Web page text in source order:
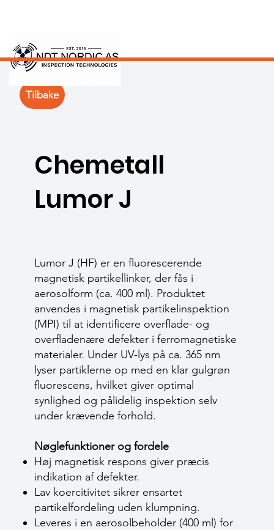
Chemetall
Lumor J
Lumor J (HF) er en fluorescerende
magnetisk partikellinker, der fås i
aerosolform (ca. 400 ml). Produktet
anvendes i magnetisk partikelinspektion
(MPI) til at identificere overflade- og
overfladenære defekter i ferromagnetiske
materialer. Under UV-lys på ca. 365 nm
lyser partiklerne op med en klar gulgrøn
fluorescens, hvilket giver optimal
synlighed og pålidelig inspektion selv
under krævende forhold.
Nøglefunktioner og fordele
Høj magnetisk respons giver præcis
indikation af defekter.
Lav koercitivitet sikrer ensartet
partikelfordeling uden klumpning.
Leveres i en aerosolbeholder (400 ml) for
Tilbake